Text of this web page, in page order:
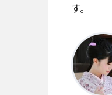
す。